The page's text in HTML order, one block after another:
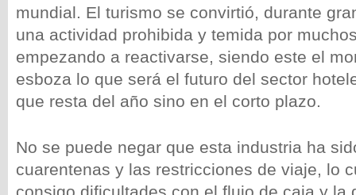
mundial. El turismo se convirtió, durante
una actividad prohibida y temida por
empezando a reactivarse, siendo este el
esboza lo que será el futuro del sector
que resta del año sino en el corto plazo.
No se puede negar que esta industria ha
cuarentenas y las restricciones de viaje, lo